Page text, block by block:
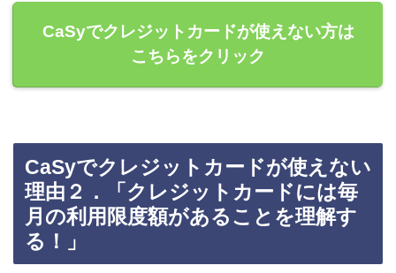
CaSyでクレジットカードが使えない方は
こちらをクリック
CaSyでクレジットカードが使えない
理由２．「クレジットカードには毎
月の利用限度額があることを理解す
る！」